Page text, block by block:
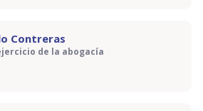
Contreras
de la abogacía